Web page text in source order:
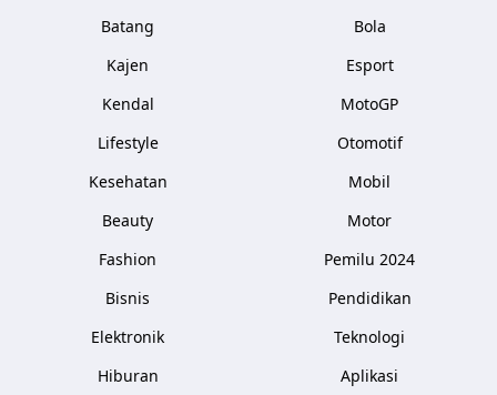
Batang
Kajen
Kendal
Lifestyle
Kesehatan
Beauty
Fashion
Bisnis
Elektronik
Hiburan
Bola
Esport
MotoGP
Otomotif
Mobil
Motor
Pemilu 2024
Pendidikan
Teknologi
Aplikasi